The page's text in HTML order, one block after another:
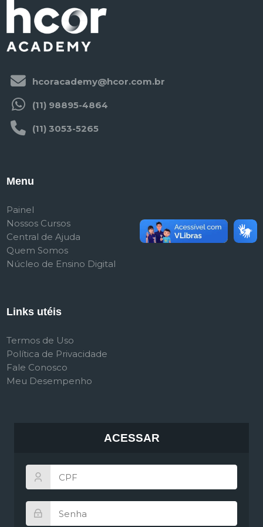
hcoracademy@hcor.com.br
(11) 98895-4864
(11) 3053-5265
Menu
Painel
Nossos Cursos
Central de Ajuda
Quem Somos
Núcleo de Ensino Digital
Links utéis
Termos de Uso
Política de Privacidade
Fale Conosco
Meu Desempenho
ACESSAR